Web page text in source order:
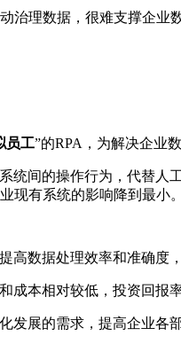
治理数据，很难支撑企业
员工”的RPA，为解决企业
统间的操作行为，代替
现有系统的影响降到最小。
高数据处理效率和准确度
成本相对较低，投资回报
发展的需求，提高企业各